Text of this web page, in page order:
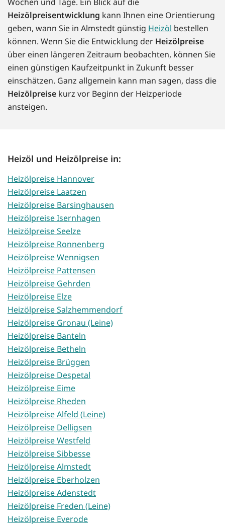
Heizölpreisentwicklung kann Ihnen eine Orientierung
geben, wann Sie in Almstedt günstig Heizöl bestellen
können. Wenn Sie die Entwicklung der Heizölpreise
über einen längeren Zeitraum beobachten, können Sie
einen günstigen Kaufzeitpunkt in Zukunft besser
einschätzen. Ganz allgemein kann man sagen, dass die
Heizölpreise kurz vor Beginn der Heizperiode
ansteigen.
Heizöl und Heizölpreise in:
Heizölpreise Hannover
Heizölpreise Laatzen
Heizölpreise Barsinghausen
Heizölpreise Isernhagen
Heizölpreise Seelze
Heizölpreise Ronnenberg
Heizölpreise Wennigsen
Heizölpreise Pattensen
Heizölpreise Gehrden
Heizölpreise Elze
Heizölpreise Salzhemmendorf
Heizölpreise Gronau (Leine)
Heizölpreise Banteln
Heizölpreise Betheln
Heizölpreise Brüggen
Heizölpreise Despetal
Heizölpreise Eime
Heizölpreise Rheden
Heizölpreise Alfeld (Leine)
Heizölpreise Delligsen
Heizölpreise Westfeld
Heizölpreise Sibbesse
Heizölpreise Almstedt
Heizölpreise Eberholzen
Heizölpreise Adenstedt
Heizölpreise Freden (Leine)
Heizölpreise Everode